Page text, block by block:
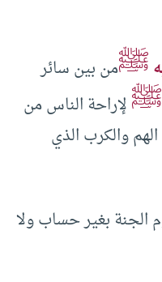
ﷺمن بين سائر
ﷺلإراحة الناس من
والكرب الذي
الجنة بغير حساب ولا